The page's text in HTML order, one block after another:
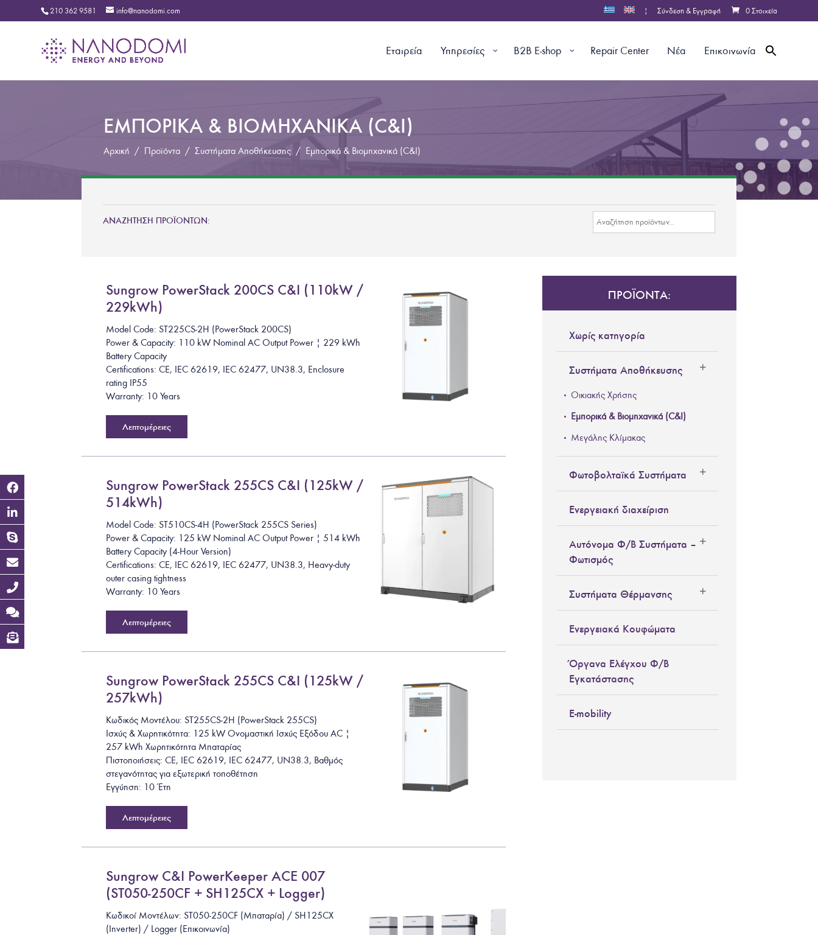
210 362 9581 info@nanodomi.com | Σύνδεση & Εγγραφή 0 Στοιχεία
Εταιρεία Υπηρεσίες B2B E-shop Repair Center Νέα Επικοινωνία
ΕΜΠΟΡΙΚΑ & ΒΙΟΜΗΧΑΝΙΚΑ (C&I)
Αρχική / Προϊόντα/ Συστήματα Αποθήκευσης/ Εμπορικά & Βιομηχανικά (C&I)
ΑΝΑΖΗΤΗΣΗ ΠΡΟΪΟΝΤΩΝ:
Sungrow PowerStack 200CS C&I (110kW /
229kWh)
Model Code: ST225CS-2H (PowerStack 200CS)
Power & Capacity: 110 kW Nominal AC Output Power | 229 kWh
Battery Capacity
Certifications: CE, IEC 62619, IEC 62477, UN38.3, Enclosure
rating IP55
Warranty: 10 Years
Λεπτομέρειες
Sungrow PowerStack 255CS C&I (125kW /
514kWh)
Model Code: ST510CS-4H (PowerStack 255CS Series)
Power & Capacity: 125 kW Nominal AC Output Power | 514 kWh
Battery Capacity (4-Hour Version)
Certifications: CE, IEC 62619, IEC 62477, UN38.3, Heavy-duty
outer casing tightness
Warranty: 10 Years
Λεπτομέρειες
Sungrow PowerStack 255CS C&I (125kW /
257kWh)
Κωδικός Μοντέλου: ST255CS-2H (PowerStack 255CS)
Ισχύς & Χωρητικότητα: 125 kW Ονομαστική Ισχύς Εξόδου AC |
257 kWh Χωρητικότητα Μπαταρίας
Πιστοποιήσεις: CE, IEC 62619, IEC 62477, UN38.3, Βαθμός
στεγανότητας για εξωτερική τοποθέτηση
Εγγύηση: 10 Έτη
Λεπτομέρειες
Sungrow C&I PowerKeeper ACE 007
(ST050-250CF + SH125CX + Logger)
Κωδικοί Μοντέλων: ST050-250CF (Μπαταρία) / SH125CX
(Inverter) / Logger (Επικοινωνία)
ΠΡΟΪΟΝΤΑ:
Χωρίς κατηγορία
Συστήματα Αποθήκευσης
Οικιακής Χρήσης
Εμπορικά & Βιομηχανικά (C&I)
Μεγάλης Κλίμακας
Φωτοβολταϊκά Συστήματα
Ενεργειακή διαχείριση
Αυτόνομα Φ/Β Συστήματα –
Φωτισμός
Συστήματα Θέρμανσης
Ενεργειακά Κουφώματα
Όργανα Ελέγχου Φ/Β
Εγκατάστασης
E-mobility